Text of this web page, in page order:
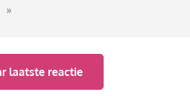
»
laatste reactie